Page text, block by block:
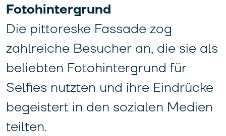
Fotohintergrund
Die pittoreske Fassade zog
zahlreiche Besucher an, die sie als
beliebten Fotohintergrund für
Selfies nutzten und ihre Eindrücke
begeistert in den sozialen Medien
teilten.